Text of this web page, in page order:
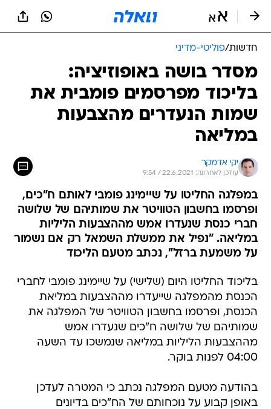
חדשות/פוליטי-מדיני
מסדר בושה באופוזיציה:
בליכוד מפרסמים פומבית את
שמות הנעדרים מהצבעות
במליאה
יקי אדמקר
עודכן לאחרונה: 22.6.2021 / 9:54
במפלגה החליטו על שיימינג פומבי לאותם ח"כים,
ופרסמו בחשבון הטוויטר את שמותיהם של שלושה
חברי כנסת שנעדרו אמש מההצבעות הליליות
במליאה. "נפיל את ממשלת השמאל רק אם נשמור
על משמעת ברזל", נכתב מטעם הליכוד
בליכוד החליטו היום (שלישי) על שיימינג פומבי לחברי
הכנסת מהמפלגה שייעדרו מההצבעות במליאת
הכנסת, ופרסמו בחשבון הטוויטר של המפלגה את
שמותיהם של שלושה ח"כים שנעדרו אמש
מההצבעות הליליות במליאה שנמשכו עד השעה
04:00 לפנות בוקר.
בהודעה מטעם המפלגה נכתב כי המטרה לעדכן
באופן קבוע על נוכחותם של הח"כים בדיונים